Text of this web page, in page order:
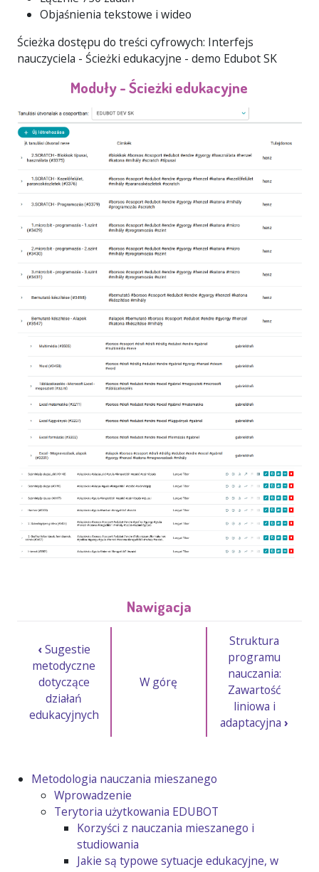
Objaśnienia tekstowe i wideo
Ścieżka dostępu do treści cyfrowych: Interfejs
nauczyciela - Ścieżki edukacyjne - demo Edubot SK
Moduły - Ścieżki edukacyjne
Nawigacja
‹Sugestie
metodyczne
dotyczące
działań
edukacyjnych
W górę
Struktura
programu
nauczania:
Zawartość
liniowa i
adaptacyjna›
Metodologia nauczania mieszanego
Wprowadzenie
Terytoria użytkowania EDUBOT
Korzyści z nauczania mieszanego i
studiowania
Jakie są typowe sytuacje edukacyjne, w